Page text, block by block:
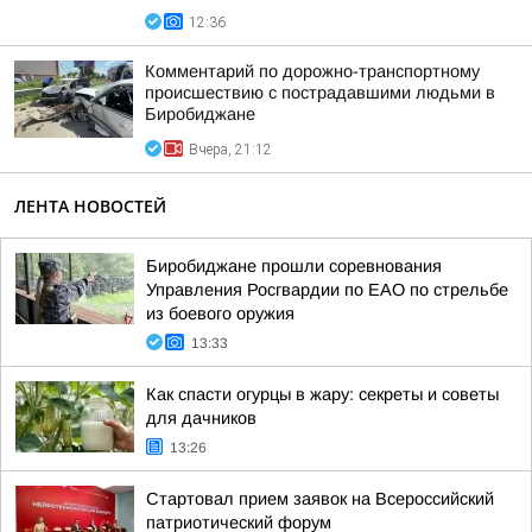
12:36
Комментарий по дорожно-транспортному
происшествию с пострадавшими людьми в
Биробиджане
Вчера, 21:12
ЛЕНТА НОВОСТЕЙ
Биробиджане прошли соревнования
Управления Росгвардии по ЕАО по стрельбе
из боевого оружия
13:33
Как спасти огурцы в жару: секреты и советы
для дачников
13:26
Стартовал прием заявок на Всероссийский
патриотический форум